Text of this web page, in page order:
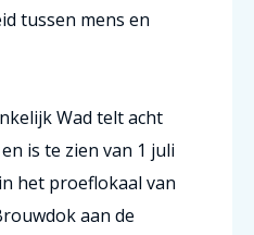
tussen mens en
Wad telt acht
is te zien van 1 juli
het proeflokaal van
aan de